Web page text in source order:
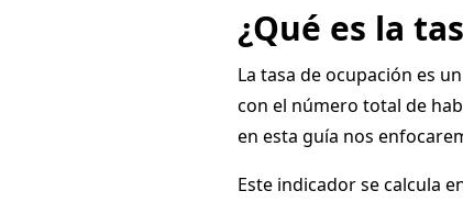
¿Qué es la
La tasa de ocupación es
con el número total de
en esta guía nos
Este indicador se calcula